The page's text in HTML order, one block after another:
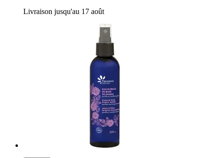
Livraison jusqu'au 17 août